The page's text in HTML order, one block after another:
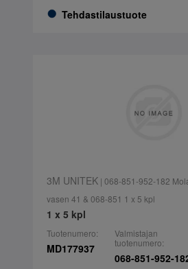
Tehdastilaustuote
3M UNITEK| 068-851-952-182
vasen 41 & 068-851 1 x 5 kpl
1 x 5 kpl
Tuotenumero:
MD177937
Valmistajan
tuotenumero:
068-851-952-